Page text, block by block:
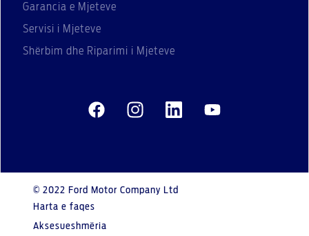
Garancia e Mjeteve
Servisi i Mjeteve
Shërbim dhe Riparimi i Mjeteve
© 2022 Ford Motor Company Ltd
Harta e faqes
Aksesueshmëria